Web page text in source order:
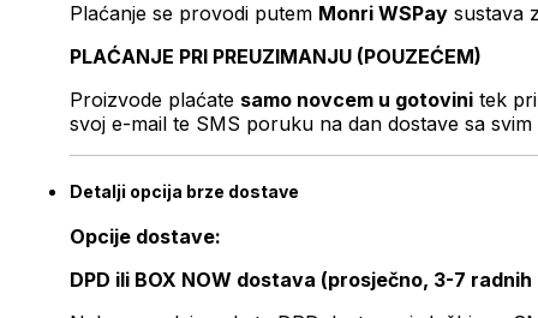
Plaćanje se provodi putem Monri WSPay sustava
PLAĆANJE PRI PREUZIMANJU (POUZEĆEM)
Proizvode plaćate samo novcem u gotovini tek
svoj e-mail te SMS poruku na dan dostave sa svim
Detalji opcija brze dostave
Opcije dostave:
DPD ili BOX NOW dostava (prosječno, 3-7 radnih